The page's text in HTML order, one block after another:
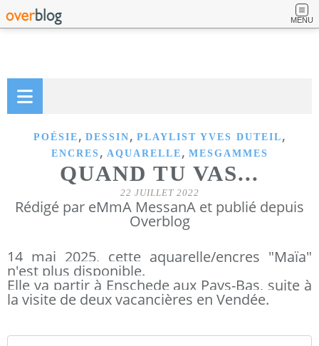
MENU
POÉSIE , DESSIN , PLAYLIST YVES DUTEIL ,
ENCRES , AQUARELLE , MESGAMMES
QUAND TU VAS...
22 JUILLET 2022
Rédigé par eMmA MessanA et publié depuis
Overblog
14 mai 2025, cette aquarelle/encres "Maïa"
n'est plus disponible.
Elle va partir à Enschede aux Pays-Bas, suite à
la visite de deux vacancières en Vendée.